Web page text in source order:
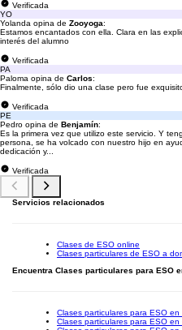
Verificada
YO
Yolanda opina de Zooyoga:
Estamos encantados con ella. Clara en las
interés del alumno
Verificada
PA
Paloma opina de Carlos:
Finalmente, sólo dio una clase pero fue
Verificada
PE
Pedro opina de Benjamín:
Es la primera vez que utilizo este servicio. Y
persona, se ha volcado con nuestro hijo en
dedicación y...
Verificada
Servicios relacionados
Clases de ESO online
Clases particulares de ESO a
Encuentra Clases particulares para ESO
Clases particulares para ESO en
Clases particulares para ESO